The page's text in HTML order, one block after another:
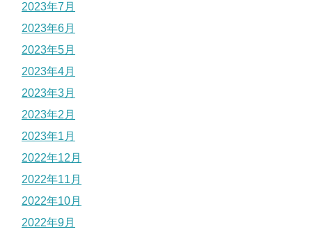
2023年7月
2023年6月
2023年5月
2023年4月
2023年3月
2023年2月
2023年1月
2022年12月
2022年11月
2022年10月
2022年9月